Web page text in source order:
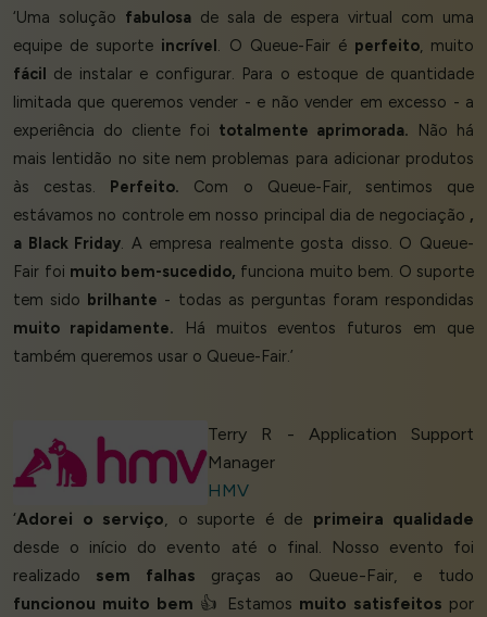
‘Uma solução fabulosade sala de espera virtual com uma
equipe de suporte incrível. O Queue-Fair é perfeito, muito
fácil de instalar e configurar. Para o estoque de quantidade
limitada que queremos vender - e não vender em excesso - a
experiência do cliente foi totalmente aprimorada. Não há
mais lentidão no site nem problemas para adicionar produtos
às cestas. Perfeito. Com o Queue-Fair, sentimos que
estávamos no controle em nosso principal dia de negociação ,
a Black Friday. A empresa realmente gosta disso. O Queue-
Fair foi muito bem-sucedido, funciona muito bem. O suporte
tem sido brilhante - todas as perguntas foram respondidas
muito rapidamente. Há muitos eventos futuros em que
também queremos usar o Queue-Fair.’
Terry R - Application Support
Manager
HMV
‘Adorei o serviço, o suporte é de primeira qualidade
desde o início do evento até o final. Nosso evento foi
realizado sem falhas graças ao Queue-Fair, e tudo
funcionou muito bem 👍 Estamos muito satisfeitos por